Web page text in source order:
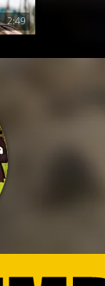
2:49